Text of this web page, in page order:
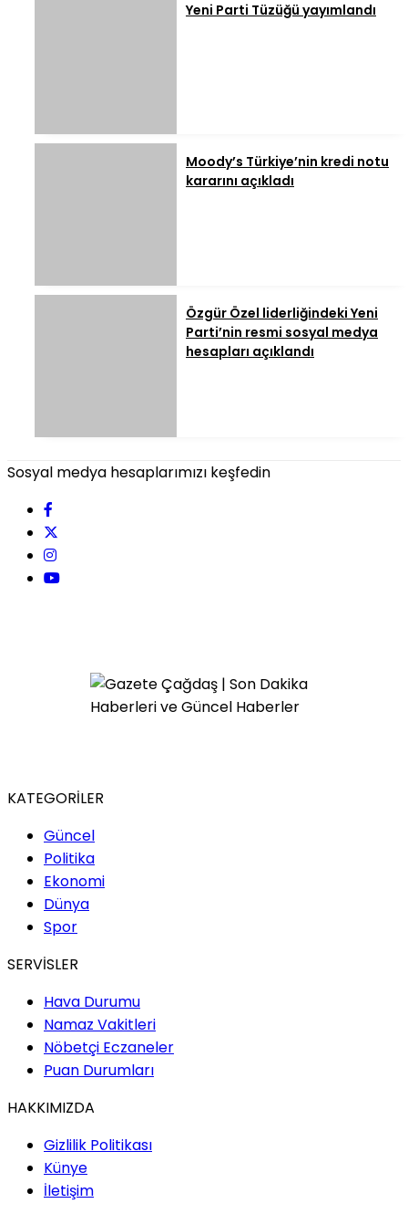
Yeni Parti Tüzüğü yayımlandı
Moody’s Türkiye’nin kredi notu
kararını açıkladı
Özgür Özel liderliğindeki Yeni
Parti’nin resmi sosyal medya
hesapları açıklandı
Sosyal medya hesaplarımızı keşfedin
KATEGORİLER
Güncel
Politika
Ekonomi
Dünya
Spor
SERVİSLER
Hava Durumu
Namaz Vakitleri
Nöbetçi Eczaneler
Puan Durumları
HAKKIMIZDA
Gizlilik Politikası
Künye
İletişim